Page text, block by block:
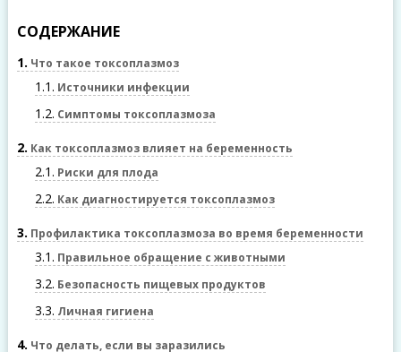
СОДЕРЖАНИЕ
1 Что такое токсоплазмоз
1.1 Источники инфекции
1.2 Симптомы токсоплазмоза
2 Как токсоплазмоз влияет на беременность
2.1 Риски для плода
2.2 Как диагностируется токсоплазмоз
3 Профилактика токсоплазмоза во время беременности
3.1 Правильное обращение с животными
3.2 Безопасность пищевых продуктов
3.3 Личная гигиена
4 Что делать, если вы заразились